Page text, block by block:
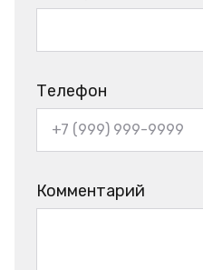
Телефон
Комментарий